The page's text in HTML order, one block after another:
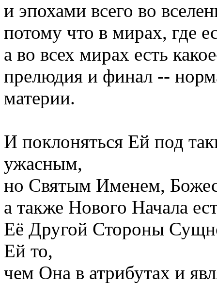
и эпохами всего во
потому что в мирах, где
а во всех мирах есть
прелюдия и финал --
материи.
И поклоняться Ей под
ужасным,
но Святым Именем,
а также Нового Начала
Её Другой Стороны
Ей то,
чем Она в атрибутах и